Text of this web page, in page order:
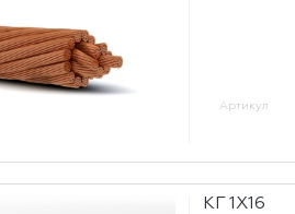
Артикул
КГ 1Х16